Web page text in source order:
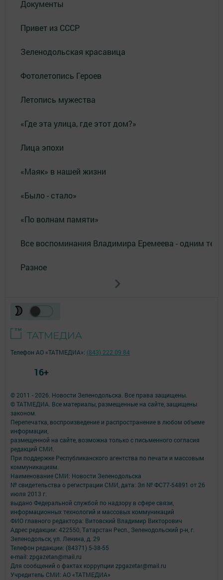
Документы
Привет из СССР
Зеленодольская красавица
Фотолетопись Героев
Летопись мужества
«Где эта улица, где этот дом?»
Лица эпохи
«Маяк» в нашей жизни
«Было - стало»
«По волнам памяти»
Все воспоминания Владимира Еремеева - одним
Разное
© 2011 - 2026. Новости Зеленодольска. Все права защищены.
© ТАТМЕДИА. Все материалы, размещенные на сайте, защищены
законом.
Перепечатка, воспроизведение и распространение в любом объеме
информации,
размещенной на сайте, возможна только с письменного согласия
редакций СМИ.
При поддержке Республиканского агентства по печати и массовым
коммуникациям.
Наименование СМИ: Новости Зеленодольска
№ свидетельства о регистрации СМИ, дата: Эл № ФС77-54891 от 26
июля 2013 г.
выдано Федеральной службой по надзору в сфере связи,
информационных технологий и массовых коммуникаций
ФИО главного редактора: Витовский Владимир Викторович
Адрес редакции: 422550, Татарстан Респ., Зеленодольский р-н, г.
Зеленодольск, ул. Ленина, д. 29
Телефон редакции: (84371) 5-38-55
e-mail: zpgazetan@mail.ru
Для сообщений о фактах коррупции zpgazetar@mail.ru
Учредитель СМИ: АО «ТАТМЕДИА»
Телефон АО «ТАТМЕДИА»: (843) 222 09 84
16+